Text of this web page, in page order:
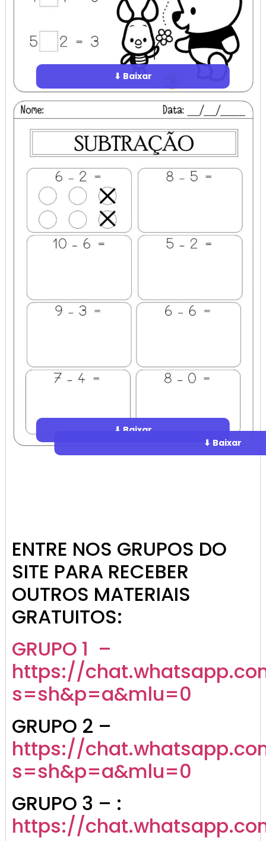
⬇ Baixar
⬇ Baixar
⬇ Baixar
ENTRE NOS GRUPOS DO
SITE PARA RECEBER
OUTROS MATERIAIS
GRATUITOS:
GRUPO 1 –
https://
s=sh&p=a&mlu=0
GRUPO 2 –
https://
s=sh&p=a&mlu=0
GRUPO 3 – :
https://